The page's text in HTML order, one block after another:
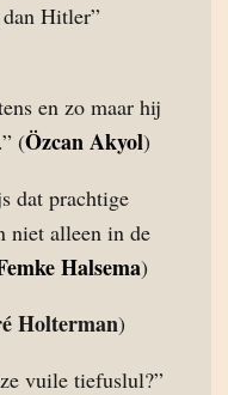
Hitler”
en zo maar hij
(Özcan Akyol)
dat prachtige
niet alleen in de
Halsema)
Holterman)
vuile tiefuslul?”